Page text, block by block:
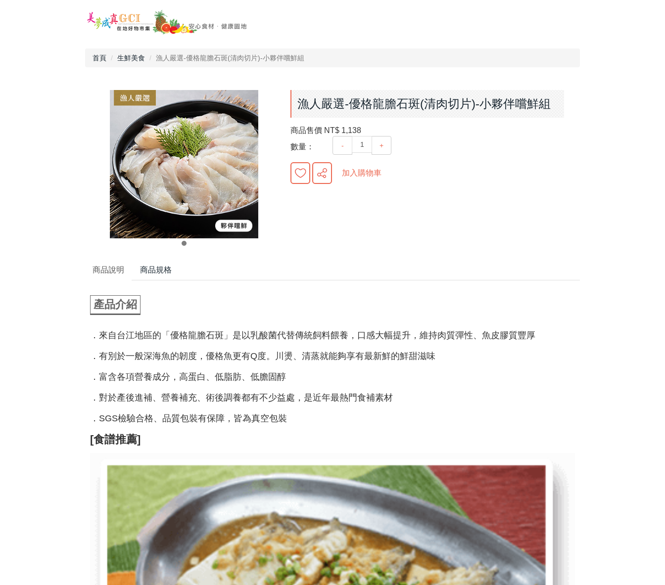
首頁 生鮮美食 漁人嚴選-優格龍膽石斑(清肉切片)-小夥伴嚐鮮組
漁人嚴選-優格龍膽石斑(清肉切片)-小夥伴嚐鮮組
商品售價 NT$ 1,138
數量：
- +
加入購物車
商品說明 商品規格
產品介紹
．來自台江地區的「優格龍膽石斑」是以乳酸菌代替傳統飼料餵養，口感大幅提升，維持肉質彈性、魚皮膠質豐厚
．有別於一般深海魚的韌度，優格魚更有Q度。川燙、清蒸就能夠享有最新鮮的鮮甜滋味
．富含各項營養成分，高蛋白、低脂肪、低膽固醇
．對於產後進補、營養補充、術後調養都有不少益處，是近年最熱門食補素材
．SGS檢驗合格、品質包裝有保障，皆為真空包裝
[食譜推薦]